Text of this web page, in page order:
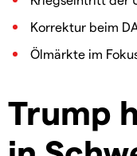
Korrektur beim
Ölmärkte im
Trump